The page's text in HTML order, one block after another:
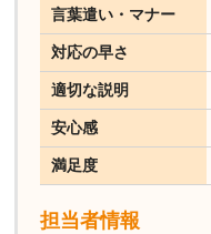
言葉遣い・マナー
対応の早さ
適切な説明
安心感
満足度
担当者情報